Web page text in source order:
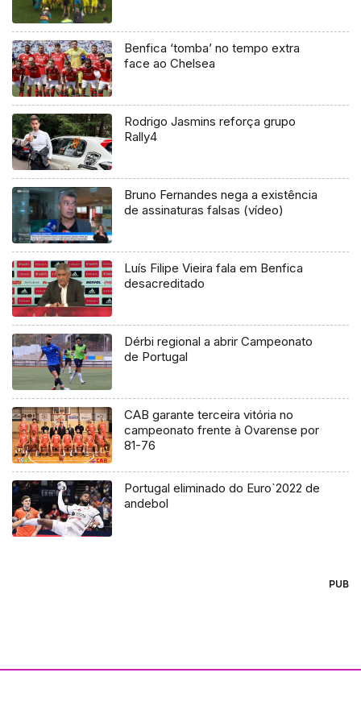
Benfica ‘tomba’ no tempo extra
face ao Chelsea
Rodrigo Jasmins reforça grupo
Rally4
Bruno Fernandes nega a existência
de assinaturas falsas (vídeo)
Luís Filipe Vieira fala em Benfica
desacreditado
Dérbi regional a abrir Campeonato
de Portugal
CAB garante terceira vitória no
campeonato frente à Ovarense por
81-76
Portugal eliminado do Euro`2022 de
andebol
PUB